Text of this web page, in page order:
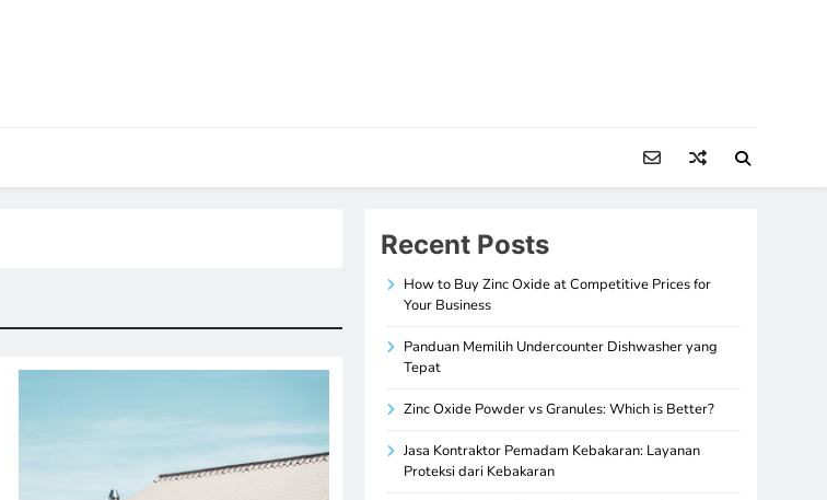
Recent Posts
How to Buy Zinc Oxide at Competitive Prices for
Your Business
Panduan Memilih Undercounter Dishwasher yang
Tepat
Zinc Oxide Powder vs Granules: Which is Better?
Jasa Kontraktor Pemadam Kebakaran: Layanan
Proteksi dari Kebakaran